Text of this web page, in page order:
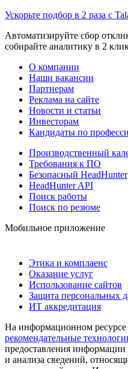
Ускорьте подбор в 2 раза с
Автоматизируйте сбор
собирайте аналитику в 2
О компании
Наши вакансии
Партнерам
Реклама на сайте
Новости и статьи
Инвесторам
Кандидаты по
Производственный
Требования к ПО
Безопасный HeadHunter
HeadHunter API
Поиск работы
Поиск по резюме
Мобильное приложение
Этика и комплаенс
Оказание услуг
Использование сайтов
Защита персональных
ИТ аккредитация
На информационном ресурсе
рекомендательные
предоставления информации
и анализа сведений,